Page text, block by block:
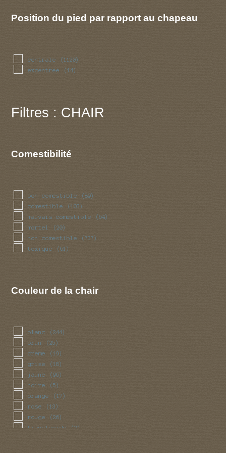
Position du pied par rapport au chapeau
centrale (1120)
excentree (14)
Filtres : CHAIR
Comestibilité
bon comestible (89)
comestible (103)
mauvais comestible (64)
mortel (20)
non comestible (737)
toxique (61)
Couleur de la chair
blanc (244)
brun (25)
creme (19)
grise (18)
jaune (96)
noire (5)
orange (17)
rose (13)
rouge (26)
translucide (2)